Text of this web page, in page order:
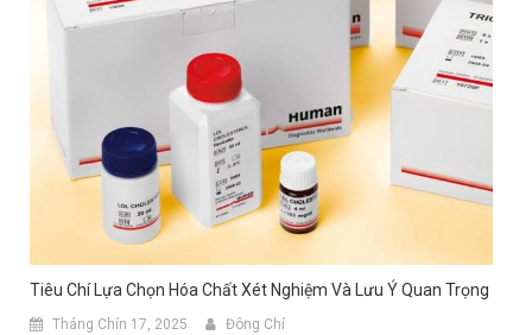
Tiêu Chí Lựa Chọn Hóa Chất Xét Nghiệm Và Lưu Ý Quan Trọng
Tháng Chín 17, 2025 Đông Chí